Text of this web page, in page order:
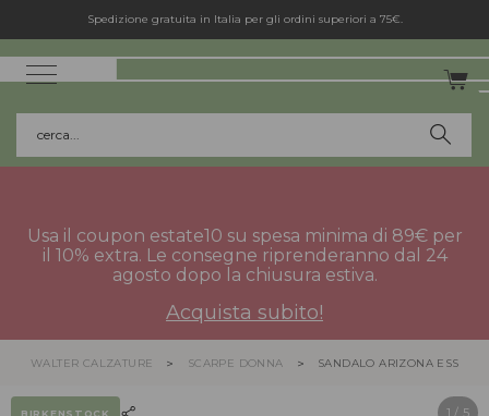
Spedizione gratuita in Italia per gli ordini superiori a 75€.
cerca...
Usa il coupon estate10 su spesa minima di 89€ per
il 10% extra. Le consegne riprenderanno dal 24
agosto dopo la chiusura estiva.
Acquista subito!
WALTER CALZATURE SCARPE DONNA SANDALO ARIZONA
1 / 5
BIRKENSTOCK